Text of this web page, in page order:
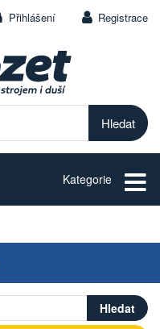
Přihlášení Registrace
Kategorie